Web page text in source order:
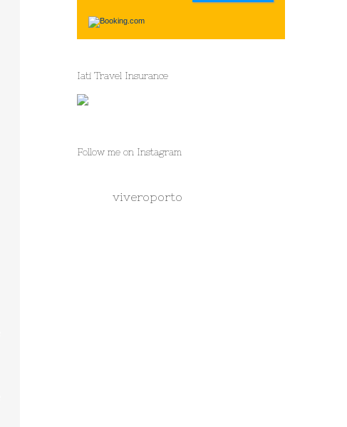
Iati Travel Insurance
Follow me on Instagram
viveroporto